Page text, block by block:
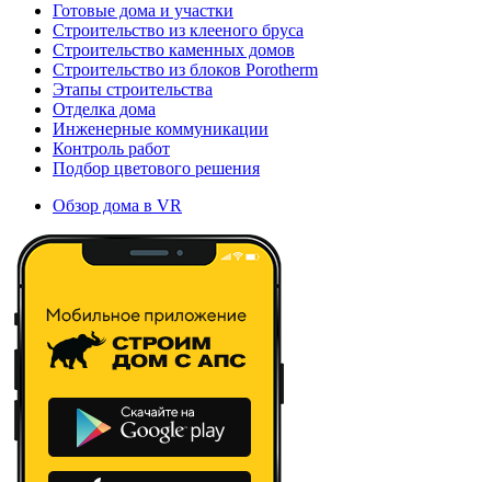
Готовые дома и участки
Строительство из клееного бруса
Строительство каменных домов
Строительство из блоков Porotherm
Этапы строительства
Отделка дома
Инженерные коммуникации
Контроль работ
Подбор цветового решения
Обзор дома в VR